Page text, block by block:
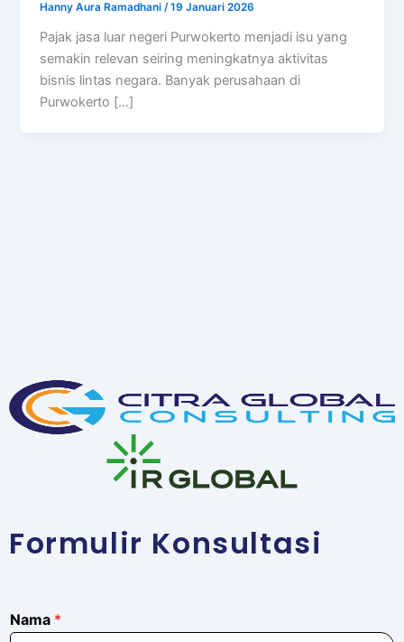
Hanny Aura Ramadhani/19 Januari 2026
Pajak jasa luar negeri Purwokerto menjadi isu yang
semakin relevan seiring meningkatnya aktivitas
bisnis lintas negara. Banyak perusahaan di
Purwokerto […]
Formulir Konsultasi
Nama *